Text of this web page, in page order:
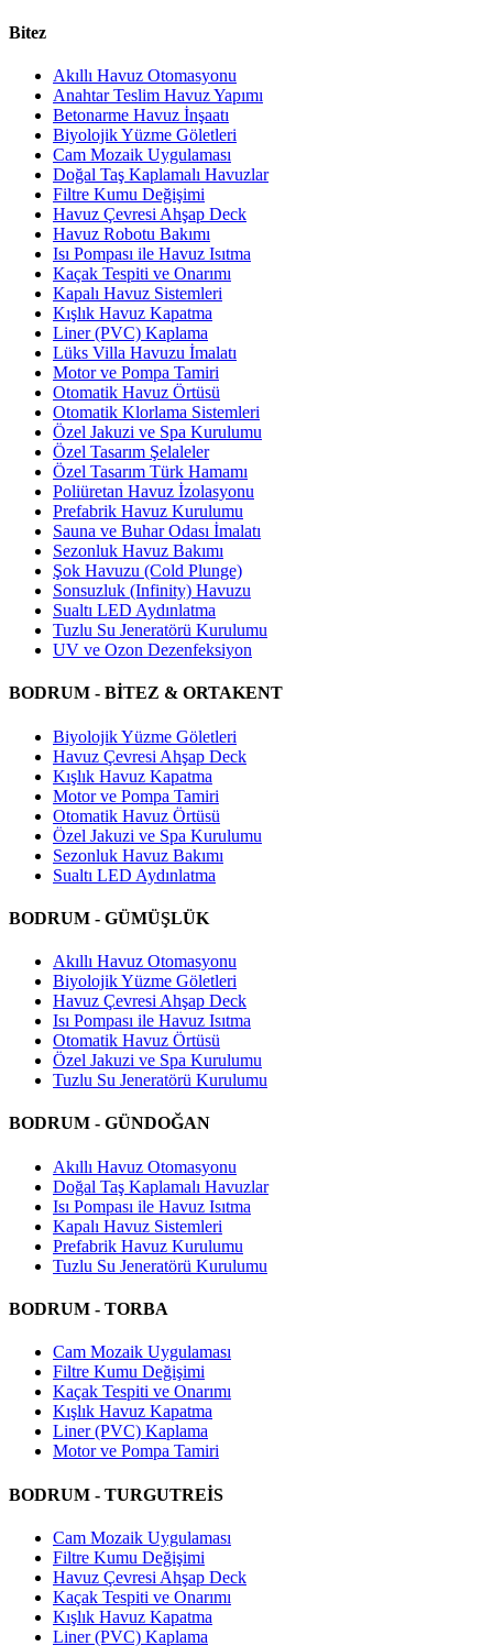
Bitez
Akıllı Havuz Otomasyonu
Anahtar Teslim Havuz Yapımı
Betonarme Havuz İnşaatı
Biyolojik Yüzme Göletleri
Cam Mozaik Uygulaması
Doğal Taş Kaplamalı Havuzlar
Filtre Kumu Değişimi
Havuz Çevresi Ahşap Deck
Havuz Robotu Bakımı
Isı Pompası ile Havuz Isıtma
Kaçak Tespiti ve Onarımı
Kapalı Havuz Sistemleri
Kışlık Havuz Kapatma
Liner (PVC) Kaplama
Lüks Villa Havuzu İmalatı
Motor ve Pompa Tamiri
Otomatik Havuz Örtüsü
Otomatik Klorlama Sistemleri
Özel Jakuzi ve Spa Kurulumu
Özel Tasarım Şelaleler
Özel Tasarım Türk Hamamı
Poliüretan Havuz İzolasyonu
Prefabrik Havuz Kurulumu
Sauna ve Buhar Odası İmalatı
Sezonluk Havuz Bakımı
Şok Havuzu (Cold Plunge)
Sonsuzluk (Infinity) Havuzu
Sualtı LED Aydınlatma
Tuzlu Su Jeneratörü Kurulumu
UV ve Ozon Dezenfeksiyon
BODRUM - BİTEZ & ORTAKENT
Biyolojik Yüzme Göletleri
Havuz Çevresi Ahşap Deck
Kışlık Havuz Kapatma
Motor ve Pompa Tamiri
Otomatik Havuz Örtüsü
Özel Jakuzi ve Spa Kurulumu
Sezonluk Havuz Bakımı
Sualtı LED Aydınlatma
BODRUM - GÜMÜŞLÜK
Akıllı Havuz Otomasyonu
Biyolojik Yüzme Göletleri
Havuz Çevresi Ahşap Deck
Isı Pompası ile Havuz Isıtma
Otomatik Havuz Örtüsü
Özel Jakuzi ve Spa Kurulumu
Tuzlu Su Jeneratörü Kurulumu
BODRUM - GÜNDOĞAN
Akıllı Havuz Otomasyonu
Doğal Taş Kaplamalı Havuzlar
Isı Pompası ile Havuz Isıtma
Kapalı Havuz Sistemleri
Prefabrik Havuz Kurulumu
Tuzlu Su Jeneratörü Kurulumu
BODRUM - TORBA
Cam Mozaik Uygulaması
Filtre Kumu Değişimi
Kaçak Tespiti ve Onarımı
Kışlık Havuz Kapatma
Liner (PVC) Kaplama
Motor ve Pompa Tamiri
BODRUM - TURGUTREİS
Cam Mozaik Uygulaması
Filtre Kumu Değişimi
Havuz Çevresi Ahşap Deck
Kaçak Tespiti ve Onarımı
Kışlık Havuz Kapatma
Liner (PVC) Kaplama